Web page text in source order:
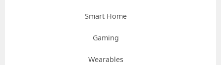
Smart Home
Gaming
Wearables